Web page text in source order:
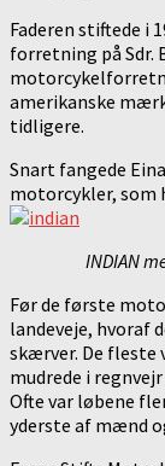
Faderen stiftede i
forretning på Sdr.
amerikanske
tidligere.
Snart fangede
motorcykler, som
INDIAN
Før de første
landeveje, hvoraf
skærver. De fleste
mudrede i
Ofte var løbene
yderste af mænd